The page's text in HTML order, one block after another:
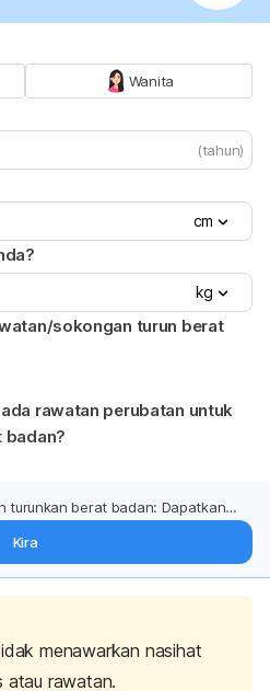
Wanita
(tahun)
cm
kg
sokongan turun berat
rawatan perubatan untuk
badan?
turunkan berat badan: Dapatkan
inbox) anda.
Kira
menawarkan nasihat
atau rawatan.